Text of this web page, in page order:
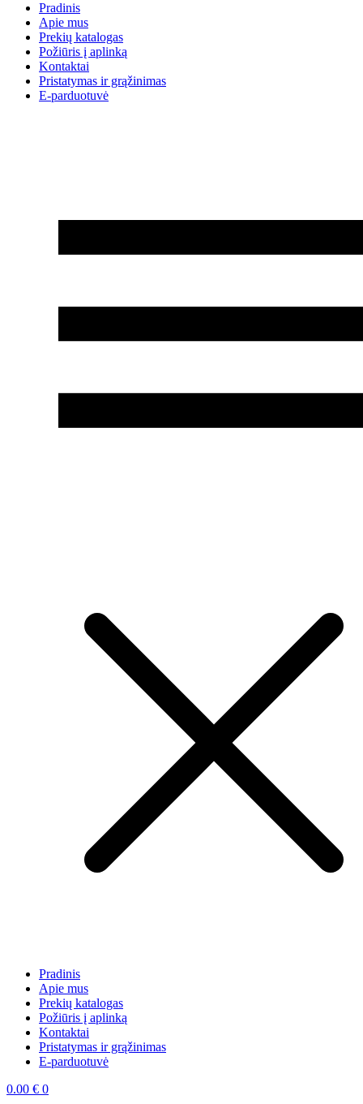
Pradinis
Apie mus
Prekių katalogas
Požiūris į aplinką
Kontaktai
Pristatymas ir grąžinimas
E-parduotuvė
Pradinis
Apie mus
Prekių katalogas
Požiūris į aplinką
Kontaktai
Pristatymas ir grąžinimas
E-parduotuvė
0.00 € 0